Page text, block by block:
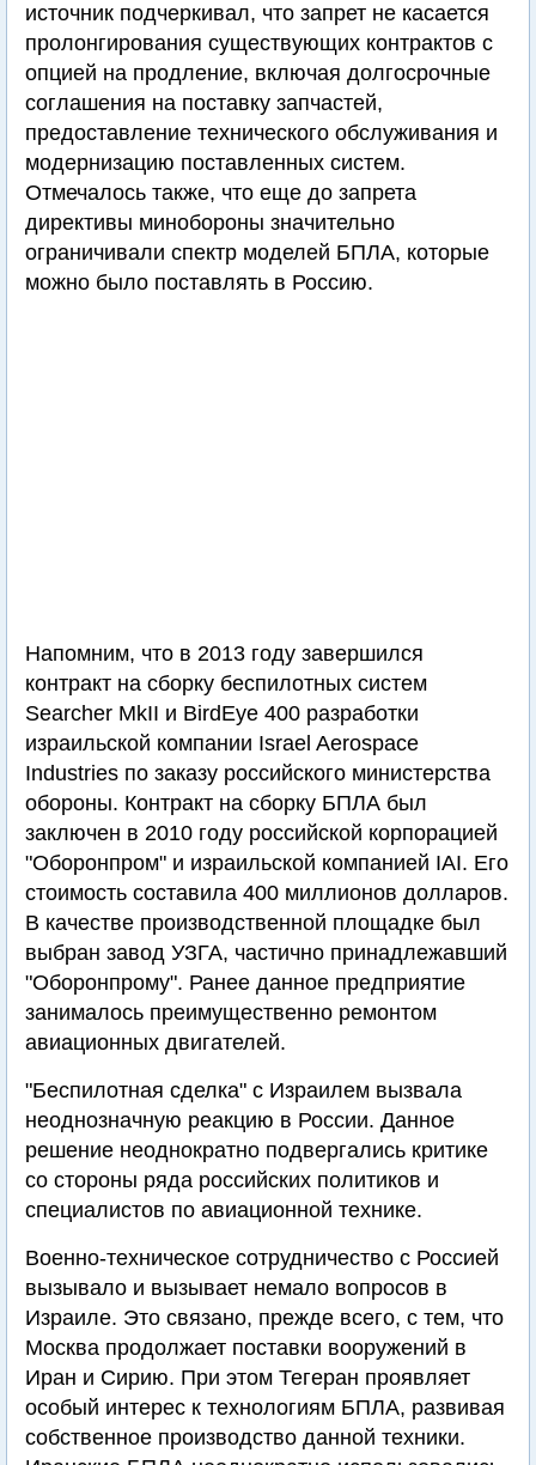
источник подчеркивал, что запрет не касается
пролонгирования существующих контрактов с
опцией на продление, включая долгосрочные
соглашения на поставку запчастей,
предоставление технического обслуживания и
модернизацию поставленных систем.
Отмечалось также, что еще до запрета
директивы минобороны значительно
ограничивали спектр моделей БПЛА, которые
можно было поставлять в Россию.
Напомним, что в 2013 году завершился
контракт на сборку беспилотных систем
Searcher MkII и BirdEye 400 разработки
израильской компании Israel Aerospace
Industries по заказу российского министерства
обороны. Контракт на сборку БПЛА был
заключен в 2010 году российской корпорацией
"Оборонпром" и израильской компанией IAI. Его
стоимость составила 400 миллионов долларов.
В качестве производственной площадке был
выбран завод УЗГА, частично принадлежавший
"Оборонпрому". Ранее данное предприятие
занималось преимущественно ремонтом
авиационных двигателей.
"Беспилотная сделка" с Израилем вызвала
неоднозначную реакцию в России. Данное
решение неоднократно подвергались критике
со стороны ряда российских политиков и
специалистов по авиационной технике.
Военно-техническое сотрудничество с Россией
вызывало и вызывает немало вопросов в
Израиле. Это связано, прежде всего, с тем, что
Москва продолжает поставки вооружений в
Иран и Сирию. При этом Тегеран проявляет
особый интерес к технологиям БПЛА, развивая
собственное производство данной техники.